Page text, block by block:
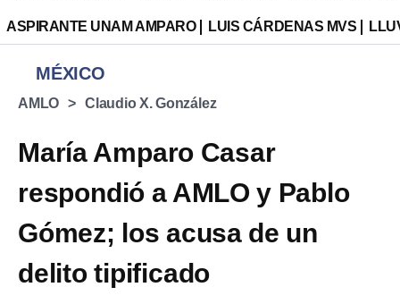
ASPIRANTE UNAM AMPARO LUIS CÁRDENAS MVS
MÉXICO
AMLO Claudio X. González
María Amparo Casar
respondió a AMLO y Pablo
Gómez; los acusa de un
delito tipificado